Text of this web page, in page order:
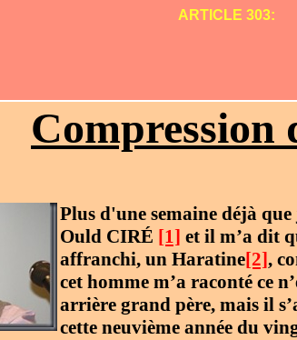
ARTICLE 303:
Compression
Plus d'une semaine déjà
Ould CIRÉ [1] et il m’a dit
affranchi, un Haratine[2],
cet homme m’a raconté ce
arrière grand père, mais il
cette neuvième année du